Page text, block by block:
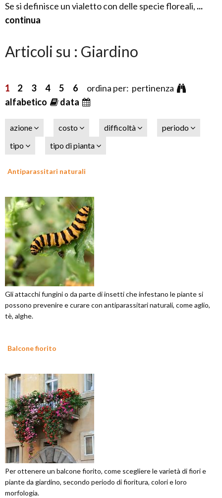
Se si definisce un vialetto con delle specie floreali, ...
continua
Articoli su : Giardino
1 2 3 4 5 6 ordina per: pertinenza
alfabetico
data
azione costo difficoltà
periodo
tipo
tipo di pianta
Antiparassitari naturali
Gli attacchi fungini o da parte di insetti che infestano le piante si
possono prevenire e curare con antiparassitari naturali, come aglio,
tè, alghe.
Balcone fiorito
Per ottenere un balcone fiorito, come scegliere le varietà di fiori e
piante da giardino, secondo periodo di fioritura, colori e loro
morfologia.